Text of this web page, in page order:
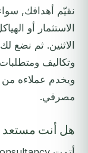
نقيّم أهدافك,
الاستثمار أو
الاثنين. ثم
وتكاليف
ويخدم عملاءه من
مصرفي.
هل أنت مستعد